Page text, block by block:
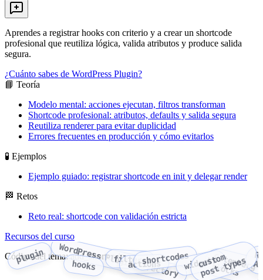
Aprendes a registrar hooks con criterio y a crear un shortcode
profesional que reutiliza lógica, valida atributos y produce salida
segura.
¿Cuánto sabes de WordPress Plugin?
📘 Teoría
Modelo mental: acciones ejecutan, filtros transforman
Shortcode profesional: atributos, defaults y salida segura
Reutiliza renderer para evitar duplicidad
Errores frecuentes en producción y cómo evitarlos
🧪 Ejemplos
Ejemplo guiado: registrar shortcode en init y delegar render
🏁 Retos
Reto real: shortcode con validación estricta
Recursos del curso
Código del tema: add_shortcode
plugin WordPress Plugin Directory
hooks filters
actions
shortcodeswidgets
c
u
s
t
o
m
p
o
s
t
t
y
p
e
s
Gutenberg blocks